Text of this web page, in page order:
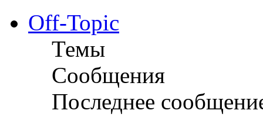
Off-Topic
Темы
Сообщения
Последнее